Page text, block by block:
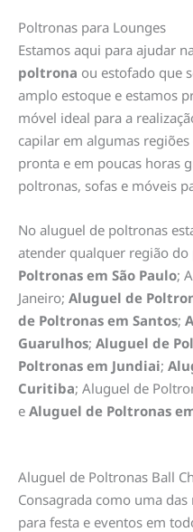
Poltronas para Lounges
Estamos aqui para ajudar
poltrona ou estofado que
amplo estoque e estamos
móvel ideal para a
capilar em algumas
pronta e em poucas horas
poltronas, sofas e móveis
No aluguel de poltronas
atender qualquer região do
Poltronas em São Paulo;
Janeiro; Aluguel de
de Poltronas em Santos;
Guarulhos; Aluguel de
Poltronas em Jundiai;
Curitiba; Aluguel de
e Aluguel de Poltronas
Aluguel de Poltronas Ball
Consagrada como uma
para festa e eventos em